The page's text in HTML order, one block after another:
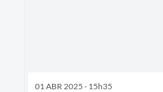
01 ABR 2025 - 15h35